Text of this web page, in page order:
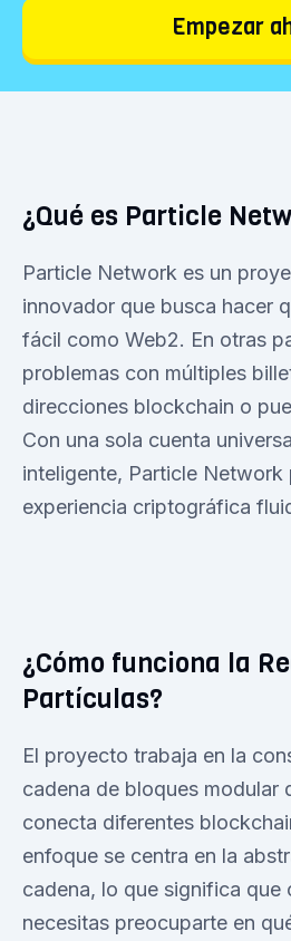
Empezar
¿Qué es Particle
Particle Network es un
innovador que busca hacer
fácil como Web2. En otras
problemas con múltiples
direcciones blockchain o
Con una sola cuenta
inteligente, Particle Network
experiencia criptográfica
¿Cómo funciona la
Partículas?
El proyecto trabaja en la
cadena de bloques modular
conecta diferentes
enfoque se centra en la
cadena, lo que significa que
necesitas preocuparte en